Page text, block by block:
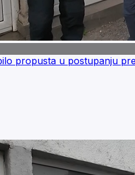
propusta u postupanju